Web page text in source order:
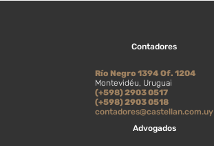
Advogados
Contadores
Río Negro 1394 Of. 1204
Montevidéu, Uruguai
(+598) 2903 0517
(+598) 2903 0518
contadores@castellan.com.uy